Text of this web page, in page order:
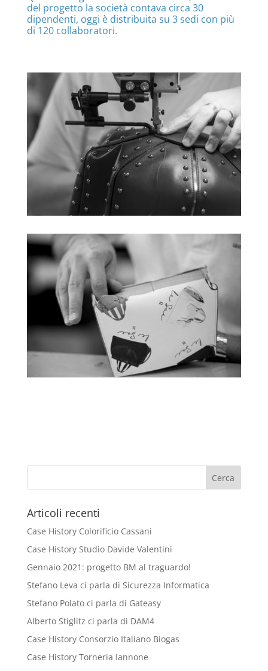
del progetto la società contava circa 30
dipendenti, oggi è distribuita su 3 sedi con più
di 120 collaboratori.
Articoli recenti
Case History Colorificio Cassani
Case History Studio Davide Valentini
Gennaio 2021: progetto BM al traguardo!
Stefano Leva ci parla di Sicurezza Informatica
Stefano Polato ci parla di Gateasy
Alberto Stiglitz ci parla di DAM4
Case History Consorzio Italiano Biogas
Case History Torneria Iannone